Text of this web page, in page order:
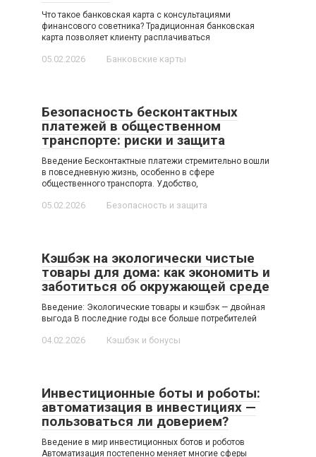
Что такое банковская карта с консультациями
финансового советника? Традиционная банковская
карта позволяет клиенту расплачиваться
05.02.2026 Банковские карты
Безопасность бесконтактных
платежей в общественном
транспорте: риски и защита
Введение Бесконтактные платежи стремительно вошли
в повседневную жизнь, особенно в сфере
общественного транспорта. Удобство,
05.02.2026 Безопасность и защита
Кэшбэк на экологически чистые
товары для дома: как экономить и
заботиться об окружающей среде
Введение: Экологические товары и кэшбэк — двойная
выгода В последние годы все больше потребителей
04.02.2026 Кэшбэк и бонусы
Инвестиционные боты и роботы:
автоматизация в инвестициях —
пользоваться ли доверием?
Введение в мир инвестиционных ботов и роботов
Автоматизация постепенно меняет многие сферы